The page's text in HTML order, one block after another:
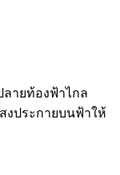
ายท้องฟ้าไกล
งประกายบนฟ้าให้